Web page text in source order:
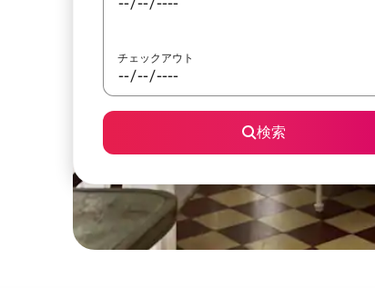
チェックアウト
検索